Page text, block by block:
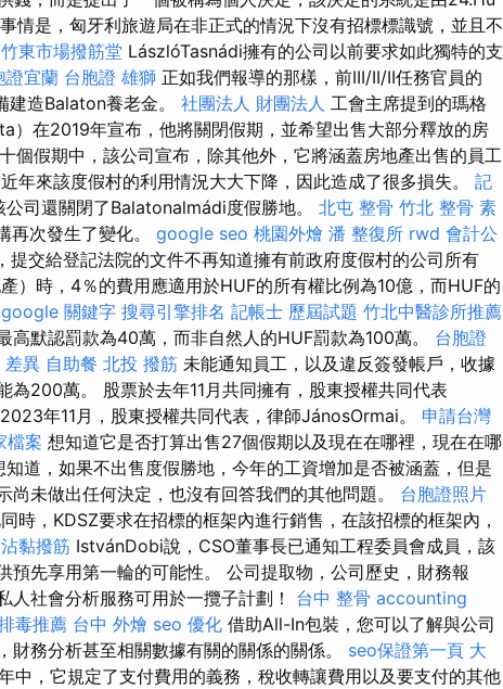
情是，匈牙利旅遊局在非正式的情況下沒有招標標識號，並且不
竹東市場撥筋堂 LászlóTasnádi擁有的公司以前要求如此獨特的支
證宜蘭 台胞證 雄獅 正如我們報導的那樣，前III/II/II任務官員的
造Balaton養老金。 社團法人 財團法人 工會主席提到的瑪格
）在2019年宣布，他將關閉假期，並希望出售大部分釋放的房
個假期中，該公司宣布，除其他外，它將涵蓋房地產出售的員工
年來該度假村的利用情況大大下降，因此造成了很多損失。 記
司還關閉了Balatonalmádi度假勝地。 北屯 整骨 竹北 整骨 素
再次發生了變化。 google seo 桃園外燴 潘 整復所 rwd 會計公
提交給登記法院的文件不再知道擁有前政府度假村的公司所有
）時，4％的費用應適用於HUF的所有權比例為10億，而HUF的
google 關鍵字 搜尋引擎排名 記帳士 歷屆試題 竹北中醫診所推薦
高默認罰款為40萬，而非自然人的HUF罰款為100萬。 台胞證
差異 自助餐 北投 撥筋 未能通知員工，以及違反簽發帳戶，收據
為200萬。 股票於去年11月共同擁有，股東授權共同代表
2023年11月，股東授權共同代表，律師JánosOrmai。 申請台灣
檔案 想知道它是否打算出售27個假期以及現在在哪裡，現在在哪
知道，如果不出售度假勝地，今年的工資增加是否被涵蓋，但是
尚未做出任何決定，也沒有回答我們的其他問題。 台胞證照片
時，KDSZ要求在招標的框架內進行銷售，在該招標的框架內，
黏撥筋 IstvánDobi說，CSO董事長已通知工程委員會成員，該
預先享用第一輪的可能性。 公司提取物，公司歷史，財務報
人社會分析服務可用於一攬子計劃！ 台中 整骨 accounting
毒推薦 台中 外燴 seo 優化 借助All-In包裝，您可以了解與公司
務分析甚至相關數據有關的關係的關係。 seo保證第一頁 大
中，它規定了支付費用的義務，稅收轉讓費用以及要支付的其他